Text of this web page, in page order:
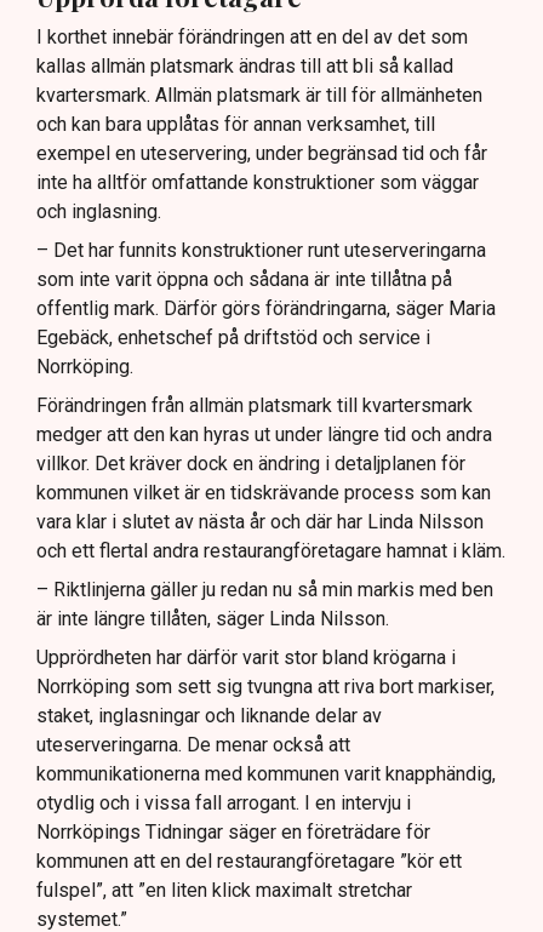
I korthet innebär förändringen att en del av det som
kallas allmän platsmark ändras till att bli så kallad
kvartersmark. Allmän platsmark är till för allmänheten
och kan bara upplåtas för annan verksamhet, till
exempel en uteservering, under begränsad tid och får
inte ha alltför omfattande konstruktioner som väggar
och inglasning.
– Det har funnits konstruktioner runt uteserveringarna
som inte varit öppna och sådana är inte tillåtna på
offentlig mark. Därför görs förändringarna, säger Maria
Egebäck, enhetschef på driftstöd och service i
Norrköping.
Förändringen från allmän platsmark till kvartersmark
medger att den kan hyras ut under längre tid och andra
villkor. Det kräver dock en ändring i detaljplanen för
kommunen vilket är en tidskrävande process som kan
vara klar i slutet av nästa år och där har Linda Nilsson
och ett flertal andra restaurangföretagare hamnat i kläm.
– Riktlinjerna gäller ju redan nu så min markis med ben
är inte längre tillåten, säger Linda Nilsson.
Upprördheten har därför varit stor bland krögarna i
Norrköping som sett sig tvungna att riva bort markiser,
staket, inglasningar och liknande delar av
uteserveringarna. De menar också att
kommunikationerna med kommunen varit knapphändig,
otydlig och i vissa fall arrogant. I en intervju i
Norrköpings Tidningar säger en företrädare för
kommunen att en del restaurangföretagare ”kör ett
fulspel”, att ”en liten klick maximalt stretchar
systemet.”